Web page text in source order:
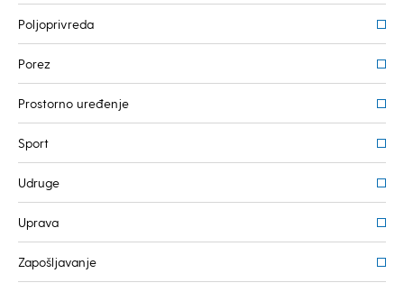
Poljoprivreda
Porez
Prostorno uređenje
Sport
Udruge
Uprava
Zapošljavanje